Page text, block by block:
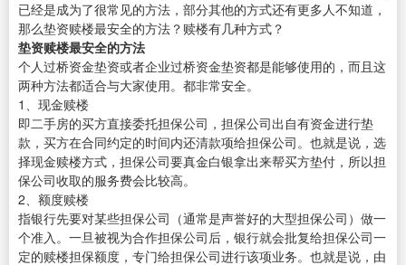
已经是成为了很常见的方法，部分其他的方式还有更多人不知道，
那么垫资赎楼最安全的方法？赎楼有几种方式？
垫资赎楼最安全的方法
个人过桥资金垫资或者企业过桥资金垫资都是能够使用的，而且这
两种方法都适合与大家使用。都非常安全。
1、现金赎楼
即二手房的买方直接委托担保公司，担保公司出自有资金进行垫
款，买方在合同约定的时间内还清款项给担保公司。也就是说，选
择现金赎楼方式，担保公司要真金白银拿出来帮买方垫付，所以担
保公司收取的服务费会比较高。
2、额度赎楼
指银行先要对某些担保公司（通常是声誉好的大型担保公司）做一
个准入。一旦被视为合作担保公司后，银行就会批复给担保公司一
定的赎楼担保额度，专门给担保公司进行该项业务。也就是说，由